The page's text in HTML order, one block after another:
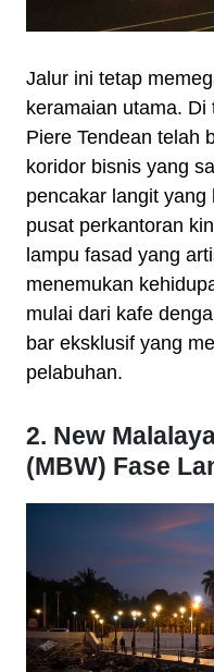
Jalur ini tetap
keramaian utama.
Piere Tendean telah
koridor bisnis yang
pencakar langit
pusat perkantoran
lampu fasad yang
menemukan
mulai dari kafe
bar eksklusif yang
pelabuhan.
2. New
(MBW) Fase